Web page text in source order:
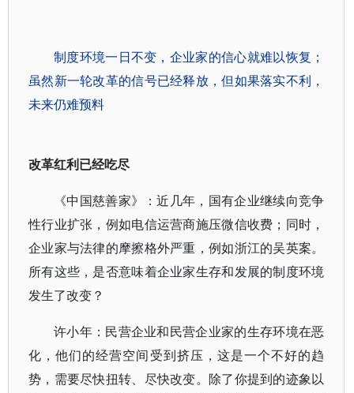
制度环境一日不变，企业家的信心就难以恢复；
虽然新一轮改革的信号已经释放，但如果落实不利，
未来仍难预料
改革红利已经吃尽
《中国慈善家》：近几年，国有企业继续向竞争
性行业扩张，例如电信运营商施压微信收费；同时，
企业家与法律的摩擦格外严重，例如浙江的吴英案。
所有这些，是否意味着企业家生存和发展的制度环境
发生了改变？
许小年：民营企业和民营企业家的生存环境在恶
化，他们的经营空间受到挤压，这是一个不好的趋
势，需要尽快扭转、尽快改变。除了你提到的迹象以